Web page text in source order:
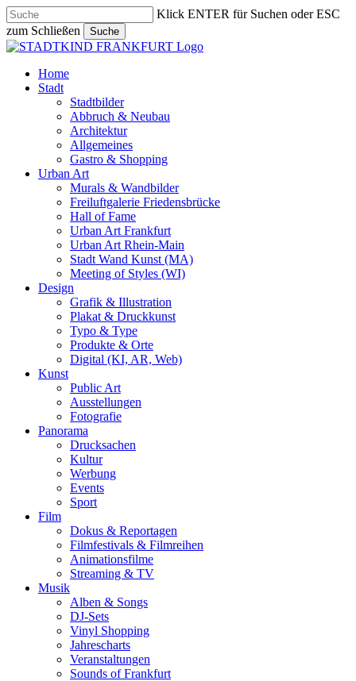
Skip
to
main
content
Klick ENTER für Suchen oder ESC
zum Schließen
Suche
Close
search
Menu
Home
Stadt
Stadtbilder
Abbruch & Neubau
Architektur
Allgemeines
Gastro & Shopping
Urban Art
Murals & Wandbilder
Freiluftgalerie Friedensbrücke
Hall of Fame
Urban Art Frankfurt
Urban Art Rhein-Main
Stadt Wand Kunst (MA)
Meeting of Styles (WI)
Design
Grafik & Illustration
Plakat & Druckkunst
Typo & Type
Produkte & Orte
Digital (KI, AR, Web)
Kunst
Public Art
Ausstellungen
Fotografie
Panorama
Drucksachen
Kultur
Werbung
Events
Sport
Film
Dokus & Reportagen
Filmfestivals & Filmreihen
Animationsfilme
Streaming & TV
Musik
Alben & Songs
DJ-Sets
Vinyl Shopping
Jahrescharts
Veranstaltungen
Sounds of Frankfurt